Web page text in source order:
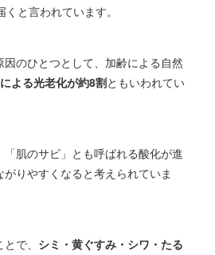
と言われています。
のひとつとして、加齢による自然
よる光老化が約8割ともいわれてい
肌のサビ」とも呼ばれる酸化が進
りやすくなると考えられていま
で、 シミ・黄ぐすみ・シワ・たる